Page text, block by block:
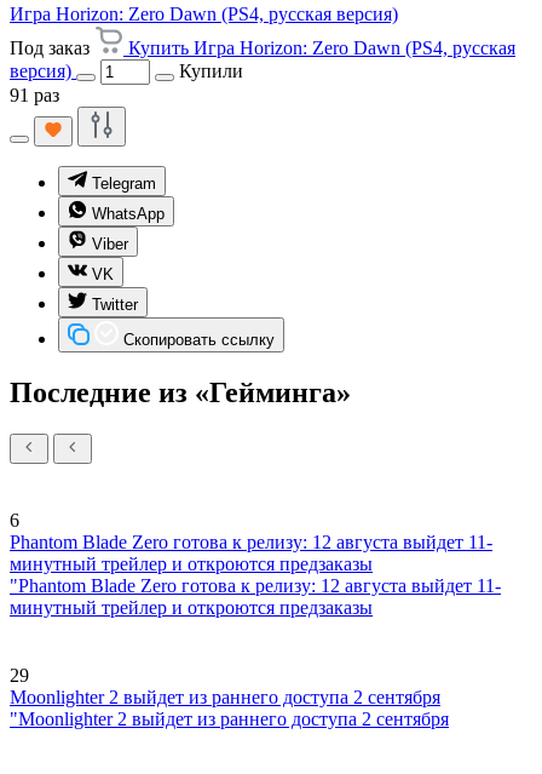
Игра Horizon: Zero Dawn (PS4, русская версия)
Под заказ
Купить Игра Horizon: Zero Dawn (PS4, русская
версия)
Купили
91 раз
Telegram
WhatsApp
Viber
VK
Twitter
Скопировать ссылку
Последние из «Гейминга»
6
Phantom Blade Zero готова к релизу: 12 августа выйдет 11-
минутный трейлер и откроются предзаказы
"Phantom Blade Zero готова к релизу: 12 августа выйдет 11-
минутный трейлер и откроются предзаказы
29
Moonlighter 2 выйдет из раннего доступа 2 сентября
"Moonlighter 2 выйдет из раннего доступа 2 сентября